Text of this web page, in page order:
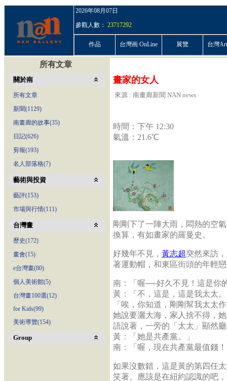
2026年08月07日
參觀人數： 23717292
作品 台灣画 OnLine 展覽 台灣
所有文章
關於南
所有文章
新聞(1129)
南畫廊的故事(35)
日記(626)
剪報(193)
名人部落格(7)
藝術與投資
藝評(153)
市場與行情(111)
台灣畫
歷史(172)
畫會(15)
e台灣畫(80)
個人美術館(5)
台灣畫100選(12)
for Kids(99)
美術導覽(154)
Group
畫家的女人
來源 : 南畫廊新聞 NAN news
時間：下午 12:30
氣溫：21.6℃
剛剛下了一陣大雨，悶熱的空
換算，有如畫家的羅曼史。
好幾年不見， 黃志超突然來訪
著運動帽，和東區街頭的年輕
南：「喔──好久不見！這是你
黃：「不，這是，這是我太太
「唉，你知道，剛剛幫我太太
她說要灑大海，家人捨不得，
語說著，一旁的「太太」顯然
黃：「她是共產黨。」
南：「喔，現在共產黨最值錢
如果沒數錯，這是黃的第四任
笑著。應該是在紐約認識的吧